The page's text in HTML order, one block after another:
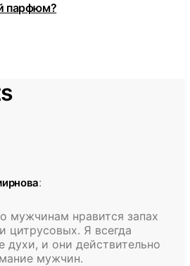
парфюм?
:
мужчинам нравится запах
цитрусовых. Я всегда
духи, и они действительно
мужчин.